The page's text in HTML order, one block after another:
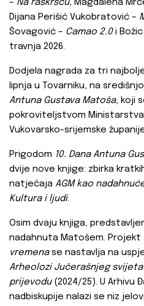
– Na raskršću, Magdalena
Dijana Perišić Vukobratović –
Šovagović – Camao 2.0i
travnja 2026.
Dodjela nagrada za tri
lipnja u Tovarniku, na
Antuna Gustava Matoša, koji
pokroviteljstvom
Vukovarsko-srijemske
Prigodom 10. Dana Antuna
dvije nove knjige: zbirka
natječaja AGM kao
Kultura i ljudi.
Osim dvaju knjiga,
nadahnuta Matošem. Projekt
vremenase nastavlja na
Arheolozi Jučerašnjeg svijeta
prijevodu(2024/25). U Arhivu
nadbiskupije nalazi se niz